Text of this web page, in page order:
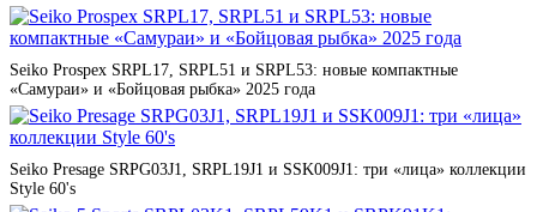
Seiko Prospex SRPL17, SRPL51 и SRPL53: новые компактные
«Самураи» и «Бойцовая рыбка» 2025 года
Seiko Presage SRPG03J1, SRPL19J1 и SSK009J1: три «лица» коллекции
Style 60's